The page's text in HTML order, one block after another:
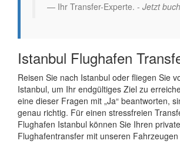
Ihr Transfer-Experte. - Jetzt
Istanbul Flughafen
Reisen Sie nach Istanbul oder fliegen Sie
Istanbul, um Ihr endgültiges Ziel zu
eine dieser Fragen mit „Ja“ beantworten,
genau richtig. Für einen stressfreien
Flughafen Istanbul können Sie Ihren
Flughafentransfer mit unseren